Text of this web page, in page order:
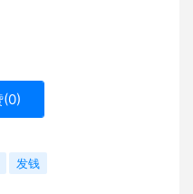
0)
发钱